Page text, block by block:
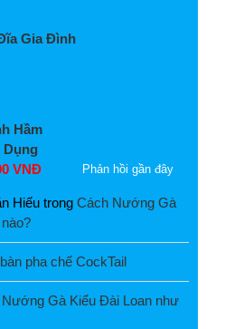
Gia Đình
Hầm
Dụng
VNĐ
Phản hồi gần đây
Hiếu trong Cách Nướng Gà
pha chế CockTail
Gà Kiểu Đài Loan như